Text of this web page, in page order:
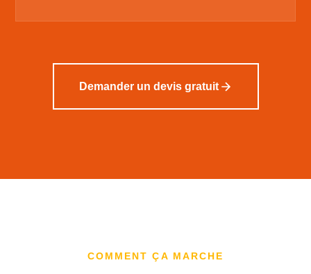
Demander un devis gratuit
COMMENT ÇA MARCHE